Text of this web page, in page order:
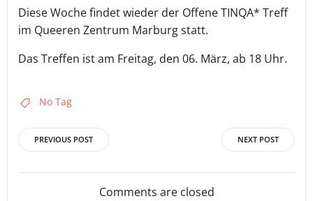
Diese Woche findet wieder der Offene TINQA* Treff
im Queeren Zentrum Marburg statt.
Das Treffen ist am Freitag, den 06. März, ab 18 Uhr.
No Tag
Post
navigation
PREVIOUS POST
navigation
NEXT POST
Comments are closed